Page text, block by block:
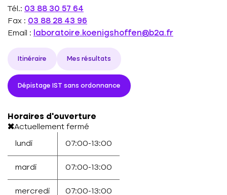
Tél.: 03 88 30 57 64
Fax : 03 88 28 43 96
Email :
laboratoire.koenigshoffen@b2a.fr
Itinéraire Mes résultats
Dépistage IST sans ordonnance
Horaires d'ouverture
Actuellement fermé
lundi 07:00-13:00
mardi 07:00-13:00
mercredi 07:00-13:00